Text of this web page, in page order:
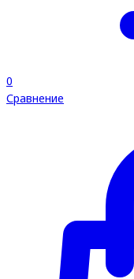
0
Сравнение